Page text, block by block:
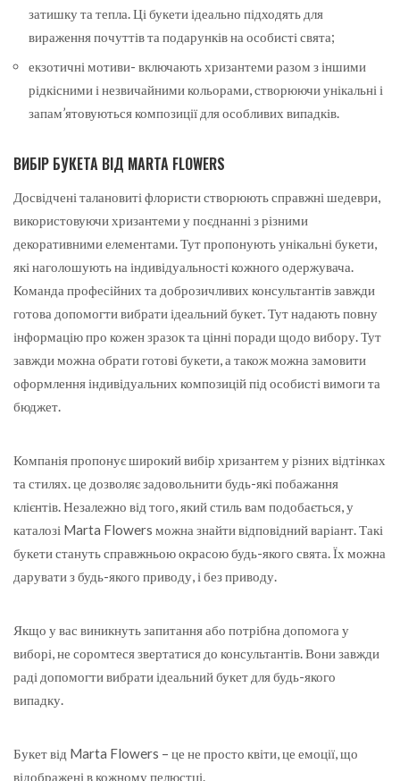
затишку та тепла. Ці букети ідеально підходять для
вираження почуттів та подарунків на особисті свята;
екзотичні мотиви- включають хризантеми разом з іншими
рідкісними і незвичайними кольорами, створюючи унікальні і
запам’ятовуються композиції для особливих випадків.
ВИБІР БУКЕТА ВІД MARTA FLOWERS
Досвідчені талановиті флористи створюють справжні шедеври,
використовуючи хризантеми у поєднанні з різними
декоративними елементами. Тут пропонують унікальні букети,
які наголошують на індивідуальності кожного одержувача.
Команда професійних та доброзичливих консультантів завжди
готова допомогти вибрати ідеальний букет. Тут надають повну
інформацію про кожен зразок та цінні поради щодо вибору. Тут
завжди можна обрати готові букети, а також можна замовити
оформлення індивідуальних композицій під особисті вимоги та
бюджет.
Компанія пропонує широкий вибір хризантем у різних відтінках
та стилях. це дозволяє задовольнити будь-які побажання
клієнтів. Незалежно від того, який стиль вам подобається, у
каталозі Marta Flowers можна знайти відповідний варіант. Такі
букети стануть справжньою окрасою будь-якого свята. Їх можна
дарувати з будь-якого приводу, і без приводу.
Якщо у вас виникнуть запитання або потрібна допомога у
виборі, не соромтеся звертатися до консультантів. Вони завжди
раді допомогти вибрати ідеальний букет для будь-якого
випадку.
Букет від Marta Flowers – це не просто квіти, це емоції, що
відображені в кожному пелюстці.